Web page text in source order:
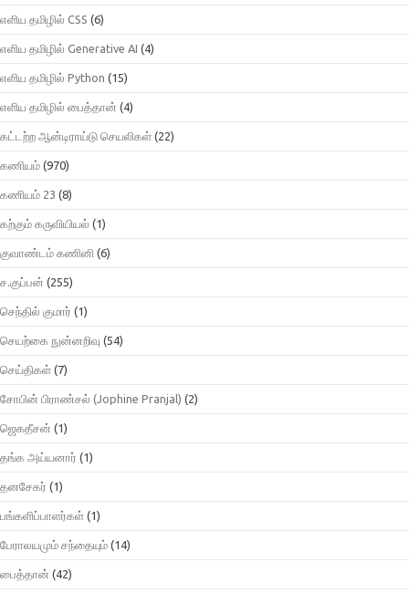
எளிய தமிழில் CSS (6)
எளிய தமிழில் Generative AI (4)
எளிய தமிழில் Python (15)
எளிய தமிழில் பைத்தான் (4)
கட்டற்ற ஆன்டிராய்டு செயலிகள் (22)
கணியம் (970)
கணியம் 23 (8)
கற்கும் கருவியியல் (1)
குவாண்டம் கணினி (6)
ச.குப்பன் (255)
செந்தில் குமார் (1)
செயற்கை நுன்னறிவு (54)
செய்திகள் (7)
சோபின் பிராண்சல் (Jophine Pranjal) (2)
ஜெகதீசன் (1)
தங்க அய்யனார் (1)
தனசேகர் (1)
பங்களிப்பாளர்கள் (1)
பேராலயமும் சந்தையும் (14)
பைத்தான் (42)